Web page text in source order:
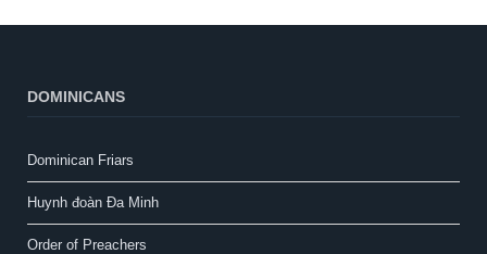
DOMINICANS
Dominican Friars
Huynh đoàn Đa Minh
Order of Preachers